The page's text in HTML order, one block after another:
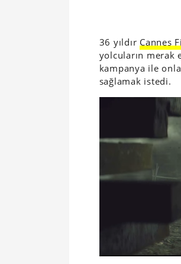
36 yıldır Cannes
yolcuların merak
kampanya ile
sağlamak istedi.